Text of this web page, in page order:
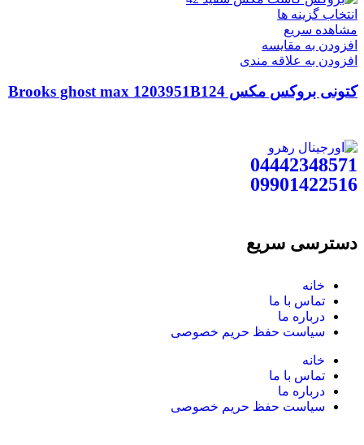
انتخاب گزینه ها
مشاهده سریع
افزودن به مقایسه
افزودن به علاقه مندی
کتونی بروکس مکس Brooks ghost max 1203951B124
04442348571
09901422516
دسترسی سریع
خانه
تماس با ما
درباره ما
سیاست حفظ حریم خصوصی
خانه
تماس با ما
درباره ما
سیاست حفظ حریم خصوصی